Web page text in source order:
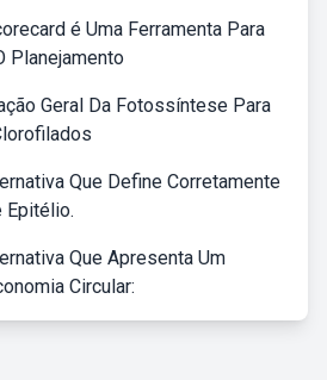
é Uma Ferramenta Para
Planejamento
Geral Da Fotossíntese Para
Que Define Corretamente
Epitélio.
Que Apresenta Um
Circular: